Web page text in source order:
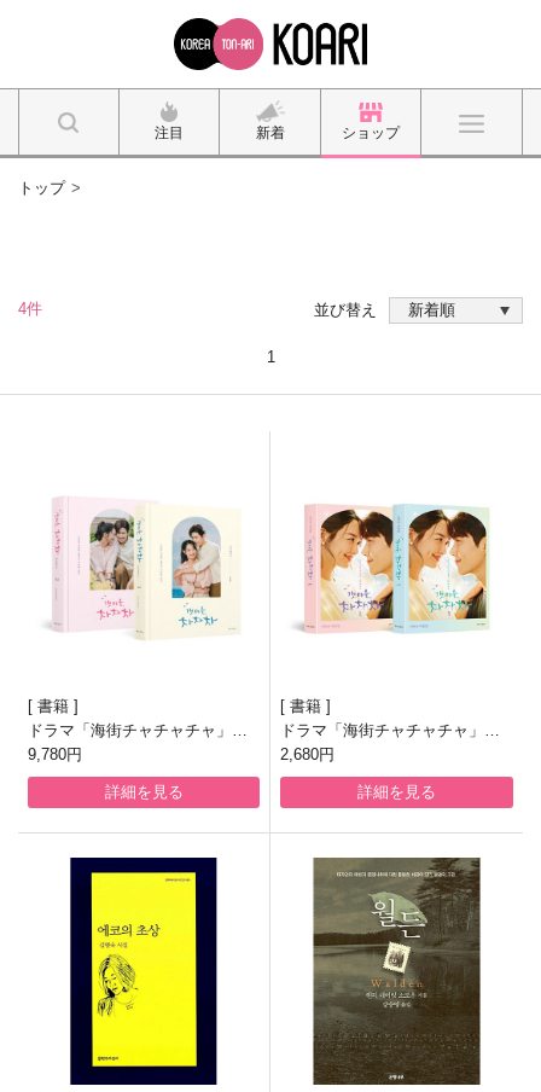
注目 新着 ショップ
トップ
4件
1
並び替え
書籍
ドラマ「海街チャチャチャ」フ
ォトエッセイ[全2巻]
9,780円
詳細を見る
書籍
ドラマ「海街チャチャチャ」台
本集[全2巻]
2,680円
詳細を見る